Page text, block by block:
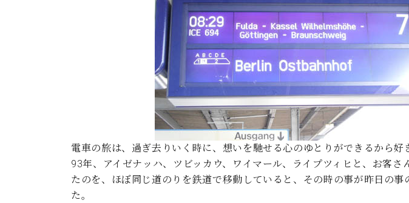
C.ベヒシュタイン アカデミー
W.ホフマン プロフェッショナル
W.ホフマン トラディション
C.BECHSTEIN Digital(ベヒシュタイン デジタル)
ご愛用者の声
コンクール
音楽教室
アーティストカスタマーサービス(調律)
尾山調律師のブログ Die Musikgasse（音楽の小道）
電車の旅は、過ぎ去りいく時に、想いを馳せる心のゆとりができるから好
93年、アイゼナッハ、ツビッカウ、ワイマール、ライプツィヒと、お客さ
たのを、ほぼ同じ道のりを鉄道で移動していると、その時の事が昨日の事
た。